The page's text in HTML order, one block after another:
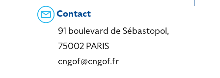
Contact
91 boulevard de Sébastopol,
75002 PARIS
cngof@cngof.fr